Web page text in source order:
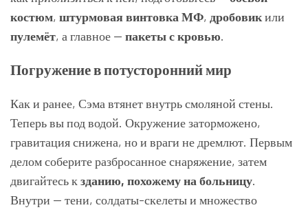
костюм, штурмовая винтовка МФ, дробовикили
пулемёт, а главное — пакеты с кровью.
Погружение в потусторонний мир
Как и ранее, Сэма втянет внутрь смоляной стены.
Теперь вы под водой. Окружение заторможено,
гравитация снижена, но и враги не дремлют. Первым
делом соберите разбросанное снаряжение, затем
двигайтесь к зданию, похожему на больницу.
Внутри — тени, солдаты-скелеты и множество